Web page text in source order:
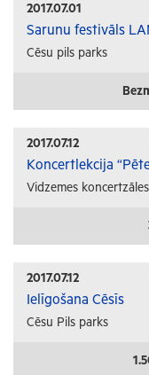
2017.07.01
Sarunu festivāls
Cēsu pils parks
2017.07.12
Koncertlekcija
Vidzemes
2017.07.12
Ielīgošana Cēsīs
Cēsu Pils parks